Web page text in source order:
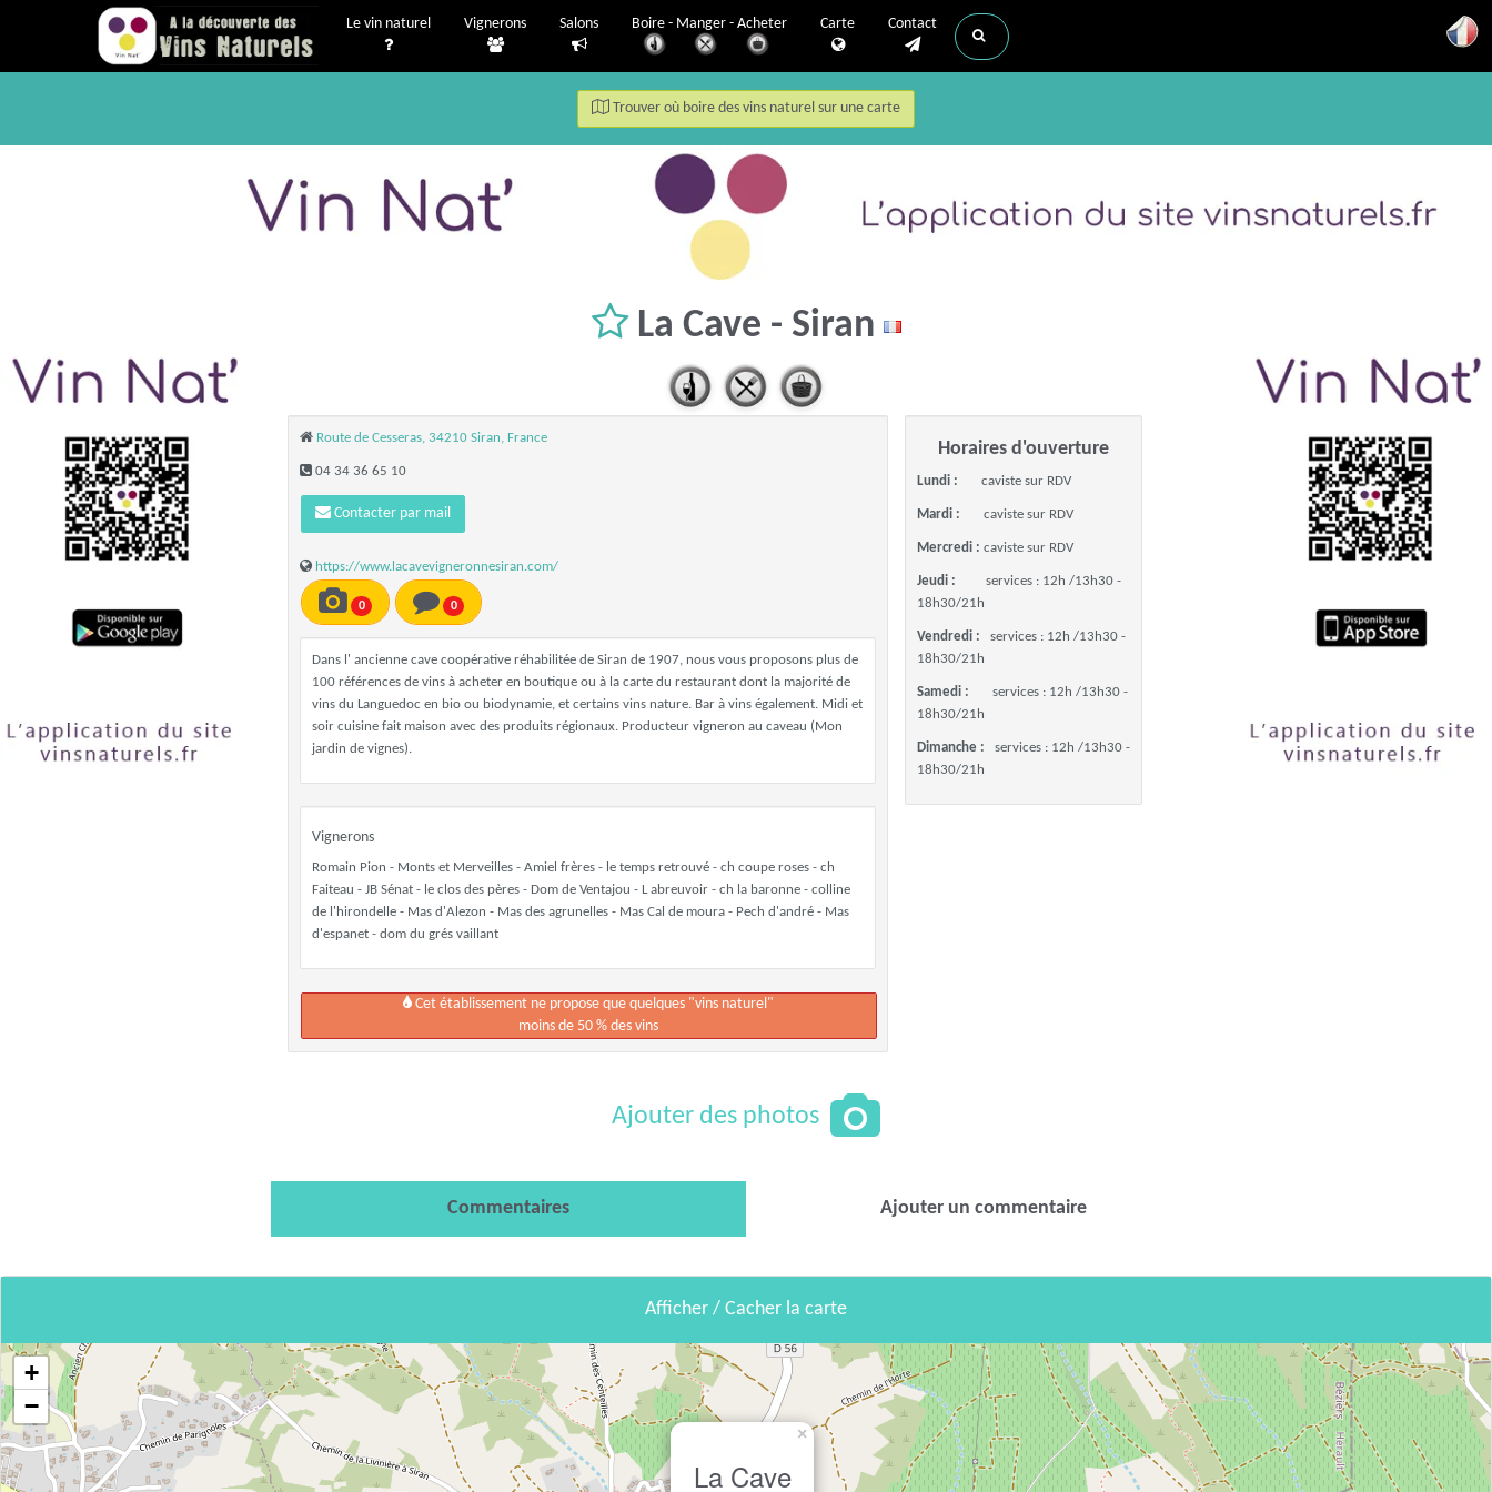
Le vin naturel Vignerons Salons Boire - Manger - Acheter Carte Contact
Trouver où boire des vins naturel sur une carte
La Cave - Siran
Route de Cesseras, 34210 Siran, France
04 34 36 65 10
Contacter par mail
https://www.lacavevigneronnesiran.com/
0 0
Dans l' ancienne cave coopérative réhabilitée de Siran de 1907, nous vous proposons plus de
100 références de vins à acheter en boutique ou à la carte du restaurant dont la majorité de
vins du Languedoc en bio ou biodynamie, et certains vins nature. Bar à vins également. Midi et
soir cuisine fait maison avec des produits régionaux. Producteur vigneron au caveau (Mon
jardin de vignes).
Vignerons
Romain Pion - Monts et Merveilles - Amiel frères - le temps retrouvé - ch coupe roses - ch
Faiteau - JB Sénat - le clos des pères - Dom de Ventajou - L abreuvoir - ch la baronne - colline
de l'hirondelle - Mas d'Alezon - Mas des agrunelles - Mas Cal de moura - Pech d'andré - Mas
d'espanet - dom du grés vaillant
Cet établissement ne propose que quelques "vins naturel"
moins de 50 % des vins
Horaires d'ouverture
Lundi : caviste sur RDV
Mardi : caviste sur RDV
Mercredi : caviste sur RDV
Jeudi : services : 12h /13h30 -
18h30/21h
Vendredi : services : 12h /13h30 -
18h30/21h
Samedi : services : 12h /13h30 -
18h30/21h
Dimanche : services : 12h /13h30 -
18h30/21h
Ajouter des photos
Commentaires Ajouter un commentaire
Afficher / Cacher la carte
La Cave
×
+
−